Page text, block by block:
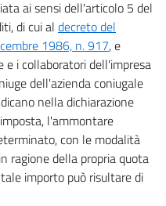
ai sensi dell'articolo 5 del
di cui al decreto del
1986, n. 917, e
e i collaboratori dell'impresa
dell'azienda coniugale
nella dichiarazione
l'ammontare
con le modalità
ragione della propria quota
importo può risultare di